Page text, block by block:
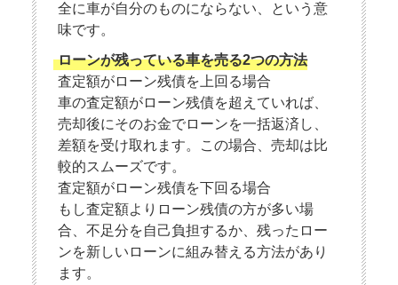
全に車が自分のものにならない、という意
味です。
ローンが残っている車を売る2つの方法
査定額がローン残債を上回る場合
車の査定額がローン残債を超えていれば、
売却後にそのお金でローンを一括返済し、
差額を受け取れます。この場合、売却は比
較的スムーズです。
査定額がローン残債を下回る場合
もし査定額よりローン残債の方が多い場
合、不足分を自己負担するか、残ったロー
ンを新しいローンに組み替える方法があり
ます。